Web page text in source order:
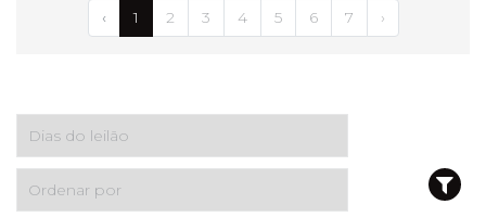
‹ 1 2 3 4 5 6 7 ›